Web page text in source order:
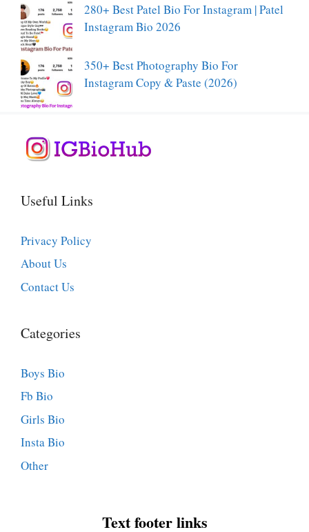
280+ Best Patel Bio For Instagram | Patel
Instagram Bio 2026
350+ Best Photography Bio For
Instagram Copy & Paste (2026)
Useful Links
Privacy Policy
About Us
Contact Us
Categories
Boys Bio
Fb Bio
Girls Bio
Insta Bio
Other
Text footer links